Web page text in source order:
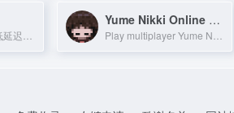
Yume Nikki Online Project